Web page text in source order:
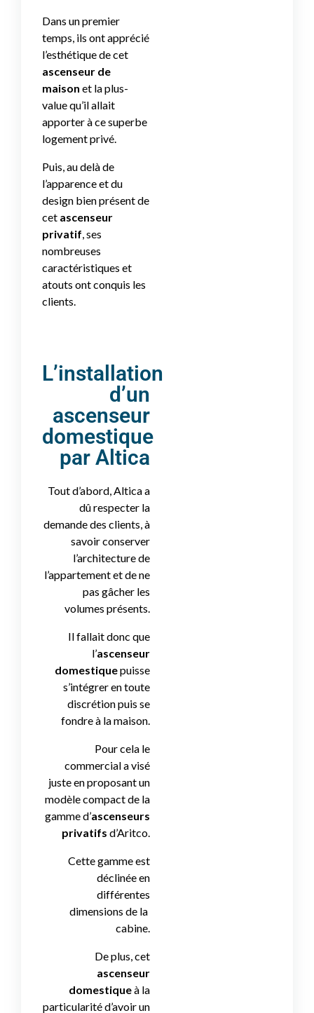
Dans un premier
temps, ils ont apprécié
l’esthétique de cet
ascenseur de
maison et la plus-
value qu’il allait
apporter à ce superbe
logement privé.
Puis, au delà de
l’apparence et du
design bien présent de
cet ascenseur
privatif , ses
nombreuses
caractéristiques et
atouts ont conquis les
clients.
L’installation
d’un
ascenseur
domestique
par Altica
Tout d’abord, Altica a
dû respecter la
demande des clients, à
savoir conserver
l’architecture de
l’appartement et de ne
pas gâcher les
volumes présents.
Il fallait donc que
l’ascenseur
domestiquepuisse
s’intégrer en toute
discrétion puis se
fondre à la maison.
Pour cela le
commercial a visé
juste en proposant un
modèle compact de la
gamme d’ascenseurs
privatifs d’Aritco.
Cette gamme est
déclinée en
différentes
dimensions de la
cabine.
De plus, cet
ascenseur
domestiqueà la
particularité d’avoir un